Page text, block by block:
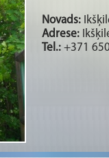
Novads:
Adrese:
Tel.: +371